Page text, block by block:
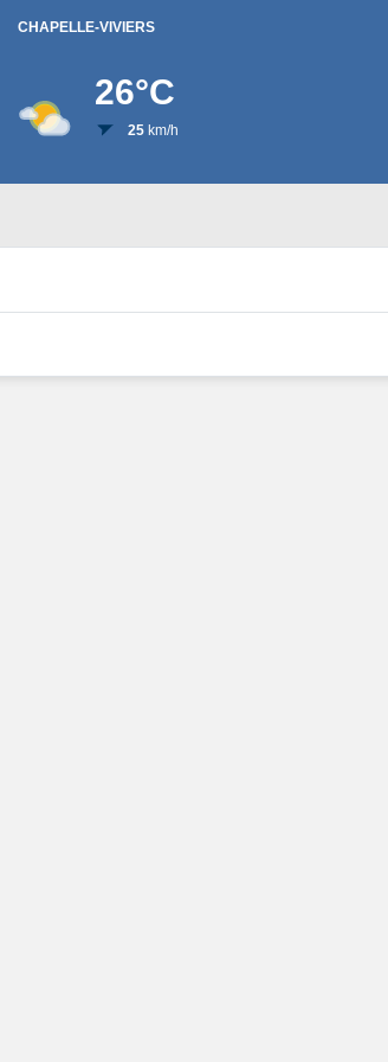
CHAPELLE-VIVIERS
26°C
25km/h